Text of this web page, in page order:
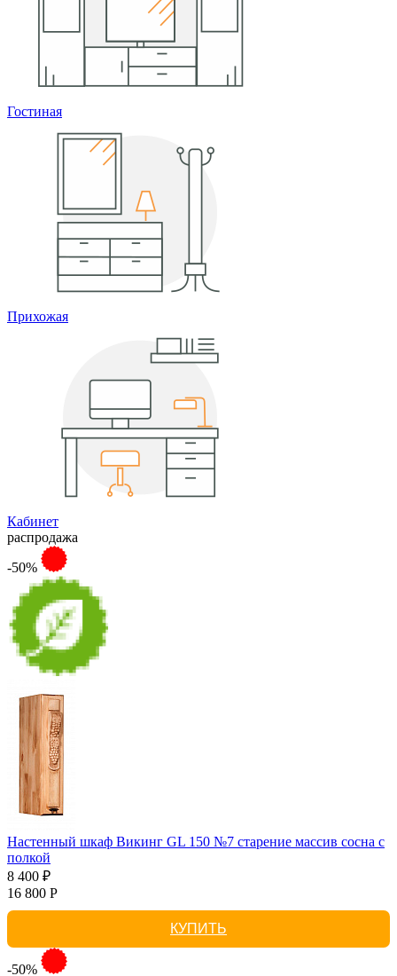
Гостиная
Прихожая
Кабинет
распродажа
-50%
Настенный шкаф Викинг GL 150 №7 старение массив сосна с
полкой
8 400 ₽
16 800 Р
КУПИТЬ
-50%